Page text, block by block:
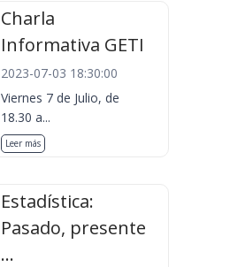
Charla
Informativa GETI
2023-07-03 18:30:00
Viernes 7 de Julio, de
18.30 a...
Leer más
Estadística:
Pasado, presente
...